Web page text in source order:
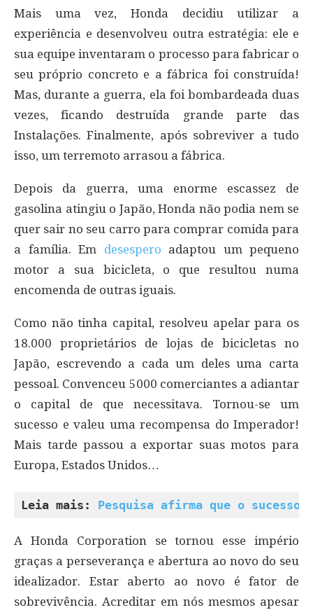
Mais uma vez, Honda decidiu utilizar a
experiência e desenvolveu outra estratégia: ele e
sua equipe inventaram o processo para fabricar o
seu próprio concreto e a fábrica foi construída!
Mas, durante a guerra, ela foi bombardeada duas
vezes, ficando destruída grande parte das
Instalações. Finalmente, após sobreviver a tudo
isso, um terremoto arrasou a fábrica.
Depois da guerra, uma enorme escassez de
gasolina atingiu o Japão, Honda não podia nem se
quer sair no seu carro para comprar comida para
a família. Em desespero adaptou um pequeno
motor a sua bicicleta, o que resultou numa
encomenda de outras iguais.
Como não tinha capital, resolveu apelar para os
18.000 proprietários de lojas de bicicletas no
Japão, escrevendo a cada um deles uma carta
pessoal. Convenceu 5000 comerciantes a adiantar
o capital de que necessitava. Tornou-se um
sucesso e valeu uma recompensa do Imperador!
Mais tarde passou a exportar suas motos para
Europa, Estados Unidos…
Leia mais: Pesquisa afirma que o
A Honda Corporation se tornou esse império
graças a perseverança e abertura ao novo do seu
idealizador. Estar aberto ao novo é fator de
sobrevivência. Acreditar em nós mesmos apesar